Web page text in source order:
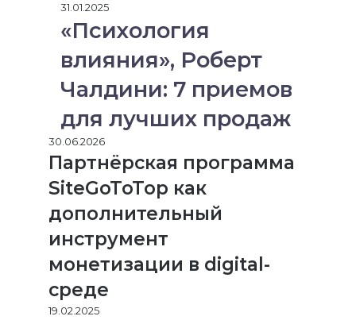
31.01.2025
«Психология
влияния», Роберт
Чалдини: 7 приемов
для лучших продаж
30.06.2026
Партнёрская программа
SiteGoToTop как
дополнительный
инструмент
монетизации в digital-
среде
19.02.2025